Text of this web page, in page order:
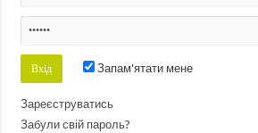
Запам'ятати мене
Зареєструватись
Забули свій пароль?